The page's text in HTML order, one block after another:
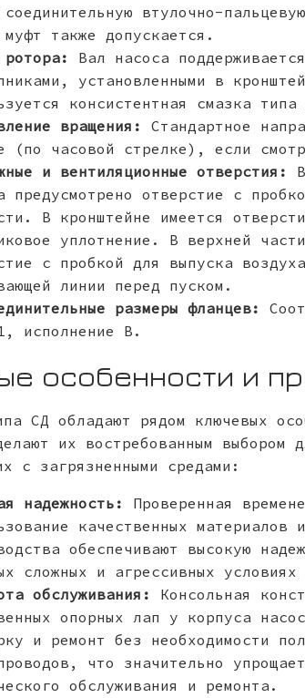
соединительную втулочно-
муфт также допускается.
Вал насоса
установленными в
консистентная смазка
вращения:
Стандартное
(по часовой стрелке), если
и вентиляционные отверстия:
предусмотрено отверстие с
В кронштейне имеется
уплотнение. В верхней
с пробкой для выпуска
линии перед пуском.
размеры фланцев:
исполнение В.
особенности и
СД обладают рядом ключевых
их востребованным выбором
с загрязненными средами:
надежность:
Проверенная
качественных материалов
обеспечивают высокую
сложных и агрессивных условиях
обслуживания:
Консольная
опорных лап у корпуса
и ремонт без необходимости
что значительно
обслуживания и ремонта.